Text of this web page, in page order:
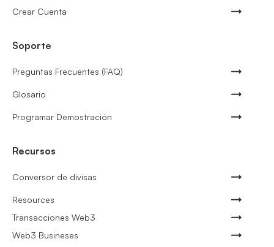
Crear Cuenta
Soporte
Preguntas Frecuentes (FAQ)
Glosario
Programar Demostración
Recursos
Conversor de divisas
Resources
Transacciones Web3
Web3 Busineses